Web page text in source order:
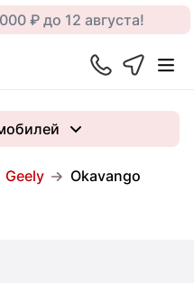
₽ до 12 августа!
Geely Okavango